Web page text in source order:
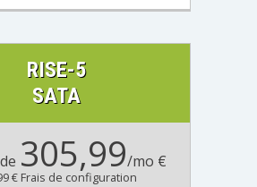
RISE-5
SATA
305,99/mo €
€ Frais de configuration